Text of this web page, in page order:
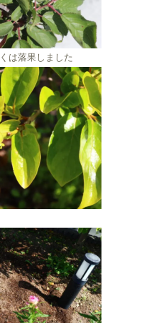
は落果しました